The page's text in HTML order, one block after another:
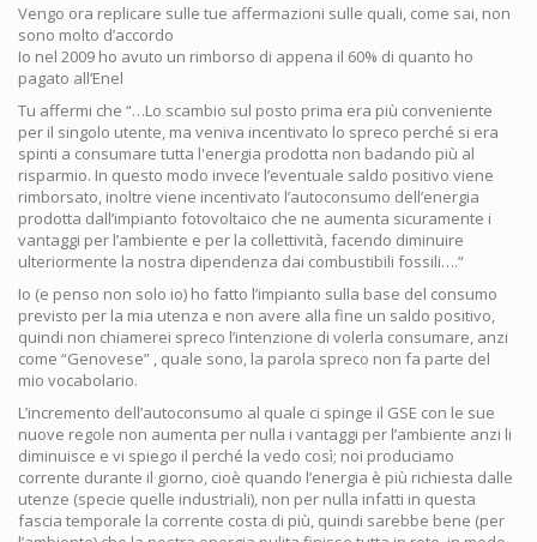
Vengo ora replicare sulle tue affermazioni sulle quali, come sai, non
sono molto d’accordo
Io nel 2009 ho avuto un rimborso di appena il 60% di quanto ho
pagato all’Enel
Tu affermi che “…Lo scambio sul posto prima era più conveniente
per il singolo utente, ma veniva incentivato lo spreco perché si era
spinti a consumare tutta l'energia prodotta non badando più al
risparmio. In questo modo invece l’eventuale saldo positivo viene
rimborsato, inoltre viene incentivato l’autoconsumo dell’energia
prodotta dall’impianto fotovoltaico che ne aumenta sicuramente i
vantaggi per l’ambiente e per la collettività, facendo diminuire
ulteriormente la nostra dipendenza dai combustibili fossili….”
Io (e penso non solo io) ho fatto l’impianto sulla base del consumo
previsto per la mia utenza e non avere alla fine un saldo positivo,
quindi non chiamerei spreco l’intenzione di volerla consumare, anzi
come “Genovese” , quale sono, la parola spreco non fa parte del
mio vocabolario.
L’incremento dell’autoconsumo al quale ci spinge il GSE con le sue
nuove regole non aumenta per nulla i vantaggi per l’ambiente anzi li
diminuisce e vi spiego il perché la vedo così; noi produciamo
corrente durante il giorno, cioè quando l’energia è più richiesta dalle
utenze (specie quelle industriali), non per nulla infatti in questa
fascia temporale la corrente costa di più, quindi sarebbe bene (per